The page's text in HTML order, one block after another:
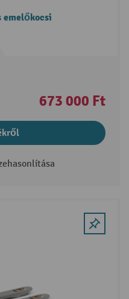
emelőkocsi
673 000 Ft